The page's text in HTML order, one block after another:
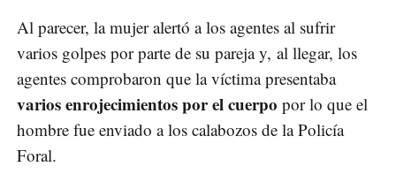
Al parecer, la mujer alertó a los agentes al sufrir
varios golpes por parte de su pareja y, al llegar, los
agentes comprobaron que la víctima presentaba
varios enrojecimientos por el cuerpo por lo que el
hombre fue enviado a los calabozos de la Policía
Foral.